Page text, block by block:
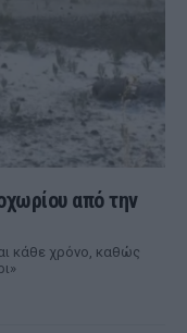
από την
κάθε χρόνο, καθώς